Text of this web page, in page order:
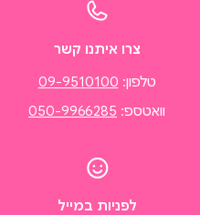
צרו איתנו קשר
טלפון: 09-9510100
וואטספ: 050-9966285
לפניות במייל